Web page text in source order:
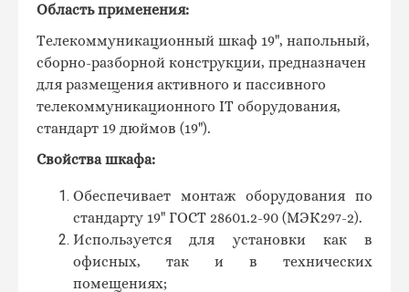
Область применения:
Телекоммуникационный шкаф 19", напольный,
сборно-разборной конструкции, предназначен
для размещения активного и пассивного
телекоммуникационного IT оборудования,
стандарт 19 дюймов (19").
Свойства шкафа:
Обеспечивает монтаж оборудования по
стандарту 19" ГОСТ 28601.2-90 (МЭК297-2).
Используется для установки как в
офисных, так и в технических
помещениях;